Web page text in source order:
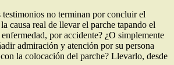
testimonios no terminan por concluir el
causa real de llevar el parche tapando el
por accidente? ¿O simplemente
admiración y atención por su persona
la colocación del parche? Llevarlo, desde